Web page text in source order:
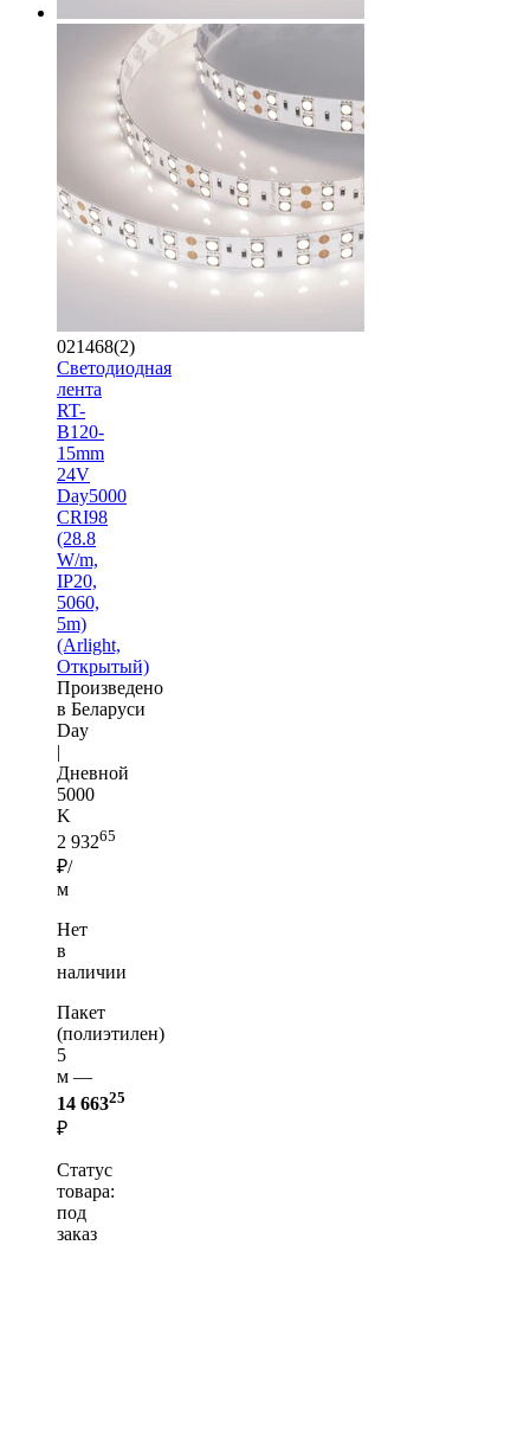
021468(2)
Светодиодная
лента
RT-
B120-
15mm
24V
Day5000
CRI98
(28.8
W/m,
IP20,
5060,
5m)
(Arlight,
Открытый)
Произведено
в Беларуси
Day
|
Дневной
5000
K
2 93265
₽/
м
Нет
в
наличии
Пакет
(полиэтилен)
5
м —
14 66325
₽
Статус
товара:
под
заказ